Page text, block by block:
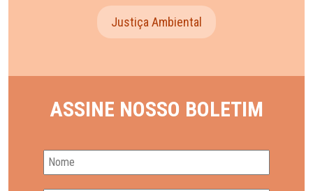
Justiça Ambiental
ASSINE NOSSO BOLETIM